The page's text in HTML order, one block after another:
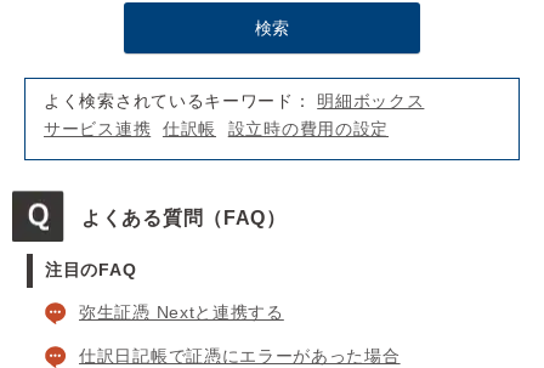
よく検索されているキーワード： 明細ボックス
サービス連携
仕訳帳 設立時の費用の設定
よくある質問（FAQ）
注目のFAQ
弥生証憑 Nextと連携する
仕訳日記帳で証憑にエラーがあった場合